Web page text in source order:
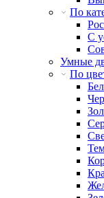
По
С
Умные
По